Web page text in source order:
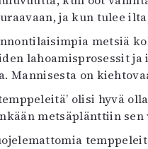
ja kun tulee
metsiä
lahoamisprosessit
Mannisesta on
olisi hyvä
metsäplänttiin